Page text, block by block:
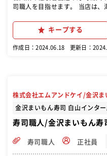
司職人を目指せます。 当店は、
調理のスキルはもちろん、語学
他店での経験を活かして金沢の
イルは似合っていればOK！ オ
キープする
作成日：2024.06.18 更新日：
株式会社エムアンドケイ/金沢ま
金沢まいもん寿司 白山インタ
寿司職人/金沢まいもん寿
寿司職人 正社員